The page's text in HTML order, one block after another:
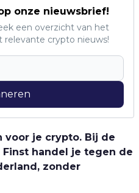
onze nieuwsbrief!
een overzicht van het
relevante crypto nieuws!
voor je crypto. Bij de
handel je tegen de
zonder